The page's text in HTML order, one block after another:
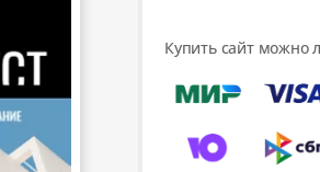
Купить сайт можно